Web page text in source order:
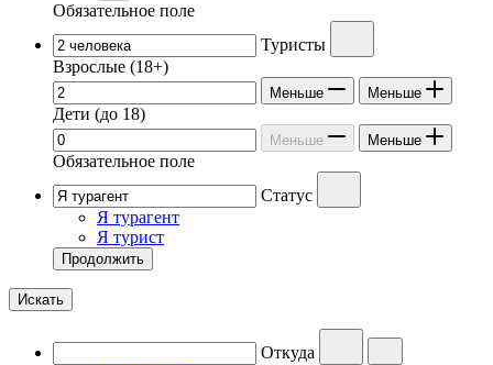
Обязательное поле
Туристы
Взрослые (18+)
Меньше Меньше
Дети (до 18)
Меньше Меньше
Обязательное поле
Статус
Я турагент
Я турист
Продолжить
Искать
Откуда